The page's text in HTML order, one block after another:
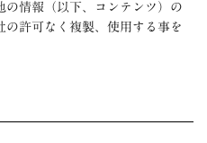
の情報（以下、コンテンツ）の
許可なく複製、使用する事を